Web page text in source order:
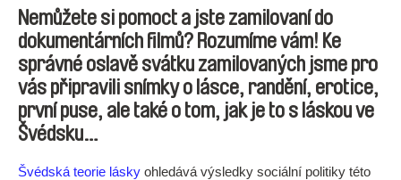
Nemůžete si pomoct a jste zamilovaní do
dokumentárních filmů? Rozumíme vám! Ke
správné oslavě svátku zamilovaných jsme pro
vás připravili snímky o lásce, randění, erotice,
první puse, ale také o tom, jak je to s láskou ve
Švédsku…
Švédská teorie lásky ohledává výsledky sociální politiky této